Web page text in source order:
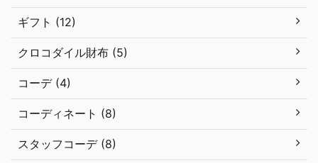
ギフト (12)
クロコダイル財布 (5)
コーデ (4)
コーディネート (8)
スタッフコーデ (8)